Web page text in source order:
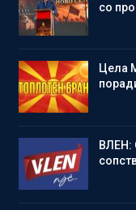
со
Цела
ВЛЕН: